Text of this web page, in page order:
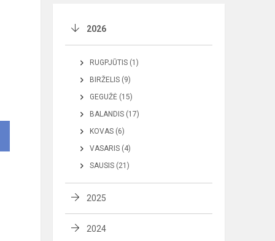
2026
RUGPJŪTIS (1)
BIRŽELIS (9)
GEGUŽĖ (15)
BALANDIS (17)
KOVAS (6)
VASARIS (4)
SAUSIS (21)
2025
2024